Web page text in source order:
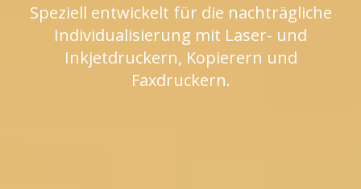
Speziell entwickelt für die nachträgliche
Individualisierung mit Laser- und
Inkjetdruckern, Kopierern und
Faxdruckern.